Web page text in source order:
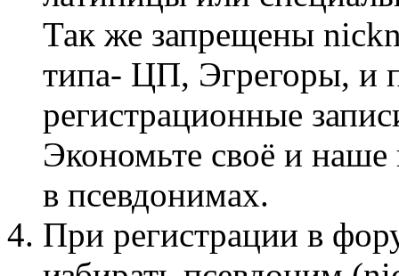
Так же запрещены
типа- ЦП, Эгрегоры, и
регистрационные
Экономьте своё и
в псевдонимах.
При регистрации в